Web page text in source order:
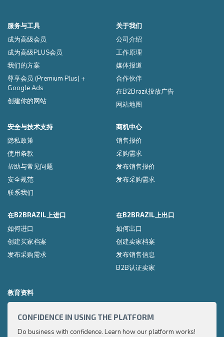
服务与工具
成为高级会员
成为高级PLUS会员
我们的方案
尊享会员 (Premium Plus) +
Google Ads
创建你的网站
关于我们
公司介绍
工作原理
媒体报道
合作伙伴
在B2Brazil投放广告
网站地图
安全与技术支持
隐私政策
使用条款
帮助与常见问题
安全规范
联系我们
商机中心
销售报价
采购需求
发布销售报价
发布采购需求
在B2BRAZIL上进口
如何进口
创建买家档案
发布采购需求
在B2BRAZIL上出口
如何出口
创建卖家档案
发布销售信息
B2B认证卖家
教育资料
CONFIDENCE IN USING THE PLATFORM
Do business with confidence. Learn how our platform works!